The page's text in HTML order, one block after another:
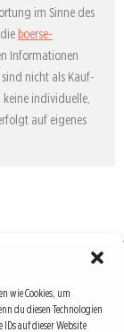
wie Cookies, um
du diesen Technologien
auf dieser Website
im Sinne des
boerse-
Informationen
nicht als Kauf-
keine individuelle,
auf eigenes
Informationen,